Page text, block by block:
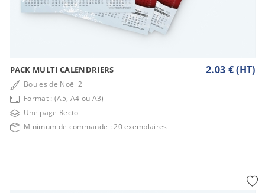
PACK MULTI CALENDRIERS
Boules de Noël 2
Format : (A5, A4 ou A3)
Une page Recto
Minimum de commande : 20 exemplaires
2.03 € (HT)